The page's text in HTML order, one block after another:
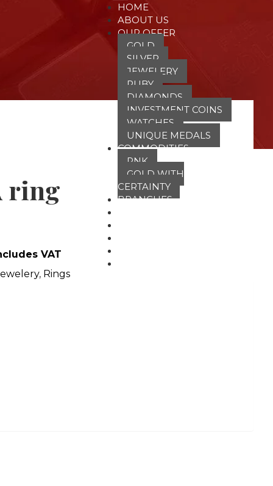
HOME
ABOUT US
OUR OFFER
GOLD
SILVER
JEWELERY
RUBY
DIAMONDS
INVESTMENT COINS
WATCHES
UNIQUE MEDALS
COMMODITIES
PNK
GOLD WITH
CERTAINTY
BRANCHES
ring
VAT
, Rings